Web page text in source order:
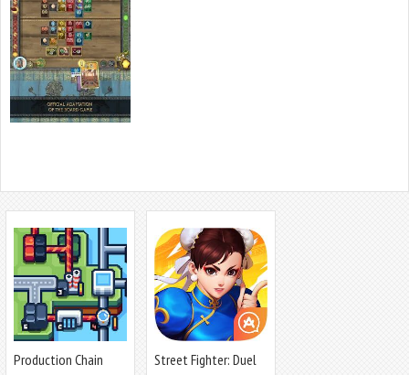
Production Chain
Street Fighter: Duel